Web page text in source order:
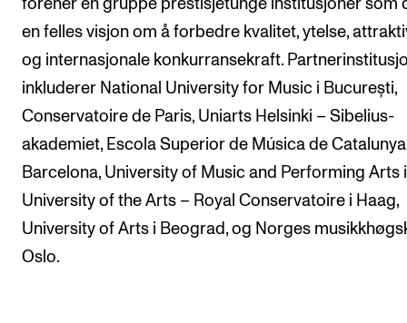
forener en gruppe prestisjetunge institusjoner som
en felles visjon om å forbedre kvalitet, ytelse,
og internasjonale konkurransekraft.
inkluderer National University for Music i București,
Conservatoire de Paris, Uniarts Helsinki – Sibelius-
akademiet, Escola Superior de Música de
Barcelona, University of Music and Performing Arts
University of the Arts – Royal Conservatoire i Haag,
University of Arts i Beograd, og Norges
Oslo.